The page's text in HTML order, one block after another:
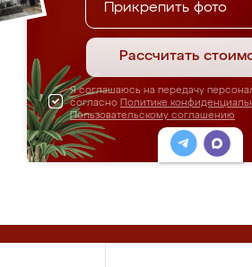
Прикрепить фото
Рассчитать
Я соглашаюсь на передачу
согласно Политике
Пользовательскому соглашению